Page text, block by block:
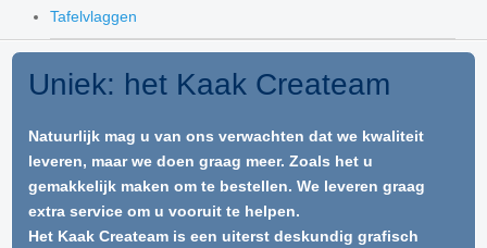
Tafelvlaggen
Uniek: het Kaak Createam
Natuurlijk mag u van ons verwachten dat we kwaliteit
leveren, maar we doen graag meer. Zoals het u
gemakkelijk maken om te bestellen. We leveren graag
extra service om u vooruit te helpen.
Het Kaak Createam is een uiterst deskundig grafisch